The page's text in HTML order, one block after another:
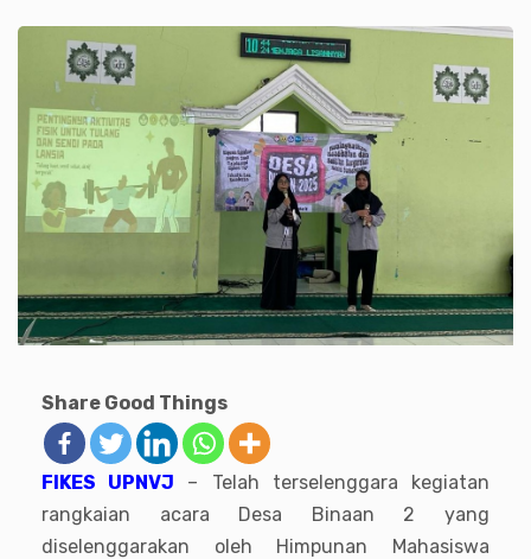
Share Good Things
FIKES UPNVJ – Telah terselenggara kegiatan
rangkaian acara Desa Binaan 2 yang
diselenggarakan oleh Himpunan Mahasiswa